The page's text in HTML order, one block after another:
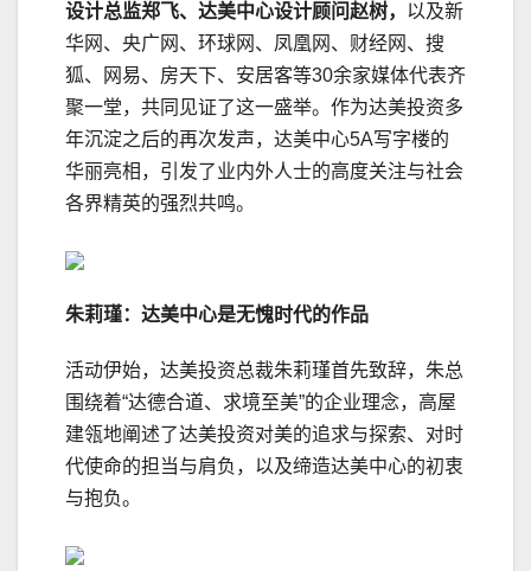
设计总监郑飞、达美中心设计顾问赵树， 以及新
华网、央广网、环球网、凤凰网、财经网、搜
狐、网易、房天下、安居客等30余家媒体代表齐
聚一堂，共同见证了这一盛举。作为达美投资多
年沉淀之后的再次发声，达美中心5A写字楼的
华丽亮相，引发了业内外人士的高度关注与社会
各界精英的强烈共鸣。
朱莉瑾：达美中心是无愧时代的作品
活动伊始，达美投资总裁朱莉瑾首先致辞，朱总
围绕着“达德合道、求境至美”的企业理念，高屋
建瓴地阐述了达美投资对美的追求与探索、对时
代使命的担当与肩负，以及缔造达美中心的初衷
与抱负。